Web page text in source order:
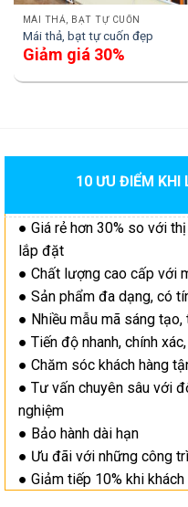
MÁI THẢ, BẠT TỰ CUỐN
Mái thả, bạt tự cuốn đẹp
Giảm giá 30%
10 ƯU ĐIỂM KHI
● Giá rẻ hơn 30% so với
lắp đặt
● Chất lượng cao cấp với
● Sản phẩm đa dạng, có
● Nhiều mẫu mã sáng
● Tiến độ nhanh, chính
● Chăm sóc khách hàng
● Tư vấn chuyên sâu với
nghiệm
● Bảo hành dài hạn
● Ưu đãi với những công
● Giảm tiếp 10% khi